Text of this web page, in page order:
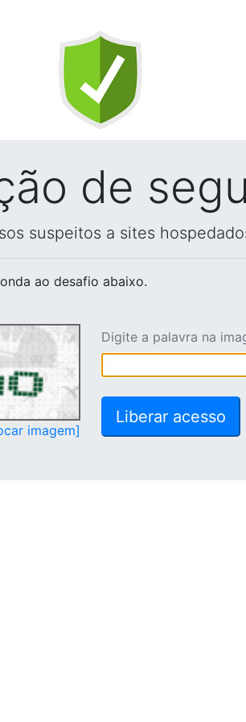
de
suspeitos a sites
ao desafio abaixo.
imagem]
Digite a palavra na